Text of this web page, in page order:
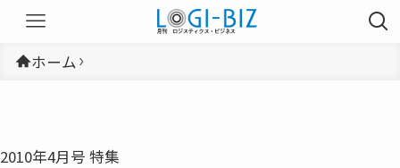
ホーム
2010年4月号 特集